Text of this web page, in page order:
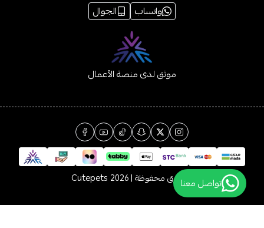
واتساب
الجوال
موثق لدى منصة الأعمال
الحقوق محفوظة | 2026 Cutepets تواصل معنا